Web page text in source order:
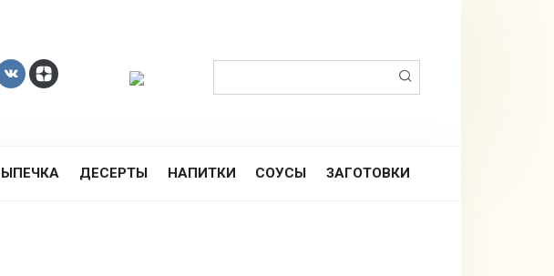
ДЕСЕРТЫ НАПИТКИ СОУСЫ ЗАГОТОВКИ